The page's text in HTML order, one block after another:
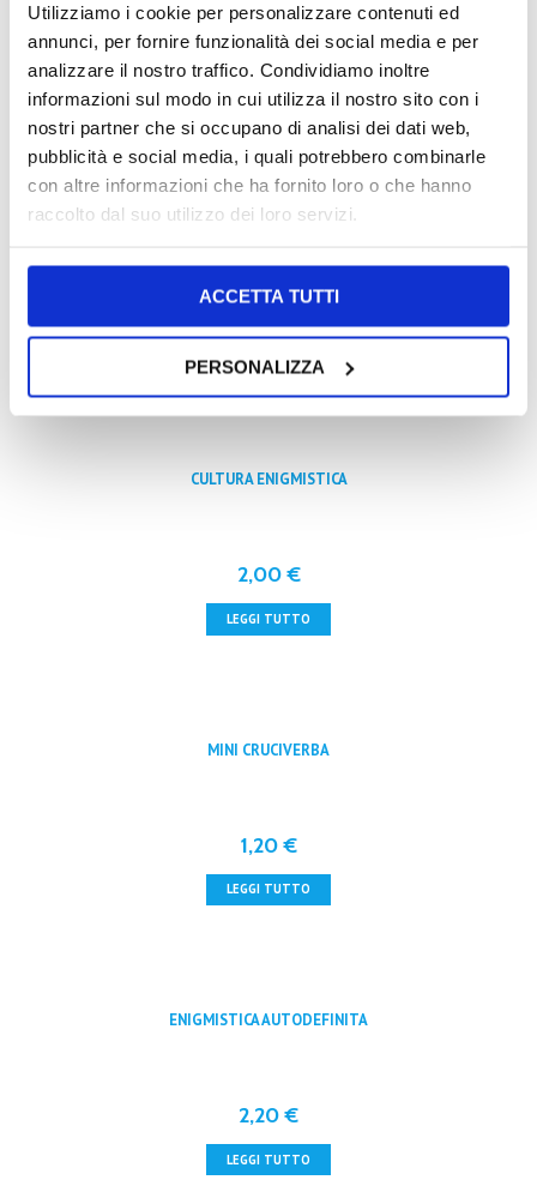
Utilizziamo i cookie per personalizzare contenuti ed
annunci, per fornire funzionalità dei social media e per
analizzare il nostro traffico. Condividiamo inoltre
informazioni sul modo in cui utilizza il nostro sito con i
nostri partner che si occupano di analisi dei dati web,
pubblicità e social media, i quali potrebbero combinarle
con altre informazioni che ha fornito loro o che hanno
raccolto dal suo utilizzo dei loro servizi.
ACCETTA TUTTI
PERSONALIZZA
2,00€
LEGGI TUTTO
SPECIALE AUTODEFINITI PER TUTTI
3,00 €
CULTURA ENIGMISTICA
2,00€
LEGGI TUTTO
MINI CRUCIVERBA
1,20€
LEGGI TUTTO
ENIGMISTICA AUTODEFINITA
2,20€
LEGGI TUTTO